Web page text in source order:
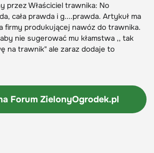
przez Właściciel trawnika: No
cała prawda i g....prawda. Artykuł ma
firmy produkującej nawóz do trawnika.
nie sugerować mu kłamstwa ,, tak
na trawnik" ale zaraz dodaje to
Forum ZielonyOgrodek.pl